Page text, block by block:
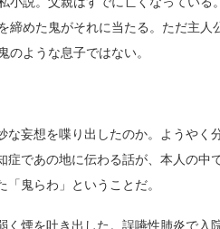
締めた鬼がそれに当たる。ただ主
ような息子ではない。
妄想を喋り出したのか。ようやく
であの地に伝わる話が、本人の中
鬼らわ」ということだ。
煙を吐き出した。誤嚥性肺炎で入